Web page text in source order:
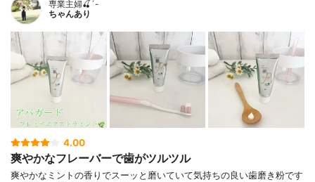
専業主婦🍒´-
ちゃんあり
4.00
爽やかなフレーバーで歯がツルツル
爽やかなミントの香りでスーッと磨いていて気持ちの良い歯磨き粉です